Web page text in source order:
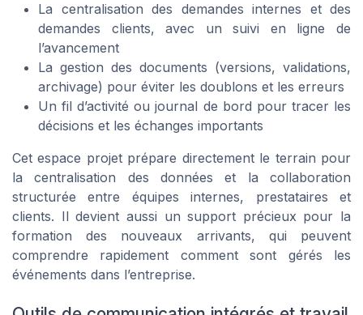
La centralisation des demandes internes et des
demandes clients, avec un suivi en ligne de
l’avancement
La gestion des documents (versions, validations,
archivage) pour éviter les doublons et les erreurs
Un fil d’activité ou journal de bord pour tracer les
décisions et les échanges importants
Cet espace projet prépare directement le terrain pour
la centralisation des données et la collaboration
structurée entre équipes internes, prestataires et
clients. Il devient aussi un support précieux pour la
formation des nouveaux arrivants, qui peuvent
comprendre rapidement comment sont gérés les
événements dans l’entreprise.